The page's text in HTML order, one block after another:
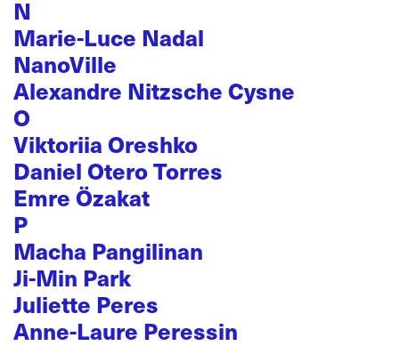
N
Marie-Luce Nadal
NanoVille
Alexandre Nitzsche Cysne
O
Viktoriia Oreshko
Daniel Otero Torres
Emre Özakat
P
Macha Pangilinan
Ji-Min Park
Juliette Peres
Anne-Laure Peressin